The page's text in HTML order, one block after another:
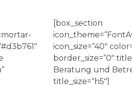
[box_section
icon_size=“40″
border_size=“0″
Beratung und
title_size=“h5″]